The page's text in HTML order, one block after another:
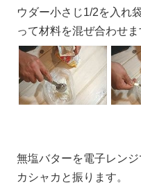
ウダー小さじ1/2を入れ
って材料を混ぜ合わせま
無塩バターを電子レン
カシャカと振ります。